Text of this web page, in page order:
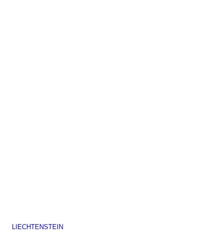
LIECHTENSTEIN